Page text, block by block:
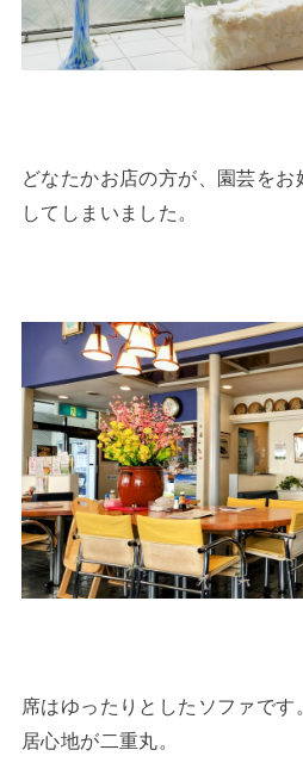
どなたかお店の方が、園芸を
してしまいました。
席はゆったりとしたソファです
居心地が二重丸。